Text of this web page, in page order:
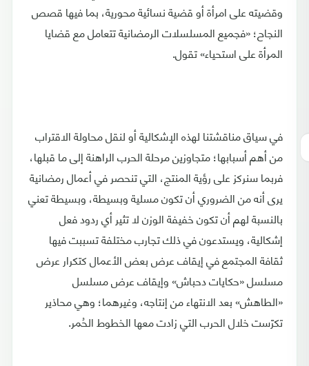
وقضيته على امرأة أو قضية نسائية محورية، بما فيها قصص
النجاح؛ «فجميع المسلسلات الرمضانية تتعامل مع قضايا
المرأة على استحياء» تقول.
في سياق مناقشتنا لهذه الإشكالية أو لنقل محاولة الاقتراب
من أهم أسبابها؛ متجاوزين مرحلة الحرب الراهنة إلى ما قبلها،
فربما سنركز على رؤية المنتج، التي تنحصر في أعمال رمضانية
يرى أنه من الضروري أن تكون مسلية وبسيطة، وبسيطة تعني
بالنسبة لهم أن تكون خفيفة الوزن لا تثير أي ردود فعل
إشكالية، ويستدعون في ذلك تجارب مختلفة تسببت فيها
ثقافة المجتمع في إيقاف عرض بعض الأعمال كتكرار عرض
مسلسل «حكايات دحباش» وإيقاف عرض مسلسل
«الطاهش» بعد الانتهاء من إنتاجه، وغيرهما؛ وهي محاذير
تكرّست خلال الحرب التي زادت معها الخطوط الحُمر.